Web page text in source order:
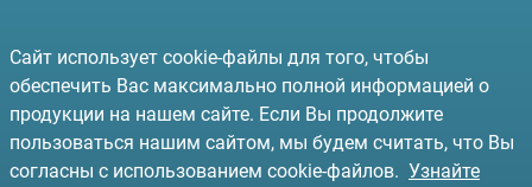
Сайт использует cookie-файлы для того, чтобы
обеспечить Вас максимально полной информацией о
продукции на нашем сайте. Если Вы продолжите
пользоваться нашим сайтом, мы будем считать, что Вы
согласны с использованием cookie-файлов. Узнайте